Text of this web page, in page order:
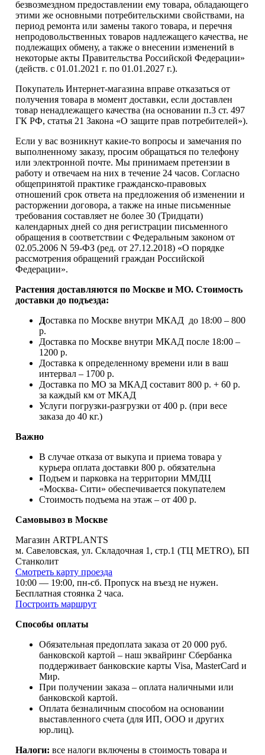
безвозмездном предоставлении ему товара, обладающего
этими же основными потребительскими свойствами, на
период ремонта или замены такого товара, и перечня
непродовольственных товаров надлежащего качества, не
подлежащих обмену, а также о внесении изменений в
некоторые акты Правительства Российской Федерации»
(действ. с 01.01.2021 г. по 01.01.2027 г.).
Покупатель Интернет-магазина вправе отказаться от
получения товара в момент доставки, если доставлен
товар ненадлежащего качества (на основании п.3 ст. 497
ГК РФ, статья 21 Закона «О защите прав потребителей»).
Если у вас возникнут какие-то вопросы и замечания по
выполненному заказу, просим обращаться по телефону
или электронной почте. Мы принимаем претензии в
работу и отвечаем на них в течение 24 часов. Согласно
общепринятой практике гражданско-правовых
отношений срок ответа на предложения об изменении и
расторжении договора, а также на иные письменные
требования составляет не более 30 (Тридцати)
календарных дней со дня регистрации письменного
обращения в соответствии с Федеральным законом от
02.05.2006 N 59-ФЗ (ред. от 27.12.2018) «О порядке
рассмотрения обращений граждан Российской
Федерации».
Растения доставляются по Москве и МО. Стоимость
доставки до подъезда:
Доставка по Москве внутри МКАД до 18:00 – 800
р.
Доставка по Москве внутри МКАД после 18:00 –
1200 р.
Доставка к определенному времени или в ваш
интервал – 1700 р.
Доставка по МО за МКАД составит 800 р. + 60 р.
за каждый км от МКАД
Услуги погрузки-разгрузки от 400 р. (при весе
заказа до 40 кг.)
Важно
В случае отказа от выкупа и приема товара у
курьера оплата доставки 800 р. обязательна
Подъем и парковка на территории ММДЦ
«Москва- Сити» обеспечивается покупателем
Стоимость подъема на этаж – от 400 р.
Самовывоз в Москве
Магазин ARTPLANTS
м. Савеловская, ул. Складочная 1, стр.1 (ТЦ METRO), БП
Станколит
Смотреть карту проезда
10:00 — 19:00, пн-сб. Пропуск на въезд не нужен.
Бесплатная стоянка 2 часа.
Построить маршрут
Способы оплаты
Обязательная предоплата заказа от 20 000 руб.
банковской картой – наш эквайринг Сбербанка
поддерживает банковские карты Visa, MasterCard и
Мир.
При получении заказа – oплата наличными или
банковской картой.
Оплата безналичным способом на основании
выставленного счета (для ИП, ООО и других
юр.лиц).
Налоги: все налоги включены в стоимость товара и